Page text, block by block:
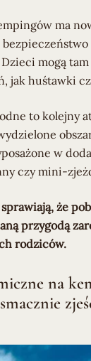
ma
mogą
jak huśtawki
to kolejny
w
czy mini-
że
przygodą
rodziców.
na